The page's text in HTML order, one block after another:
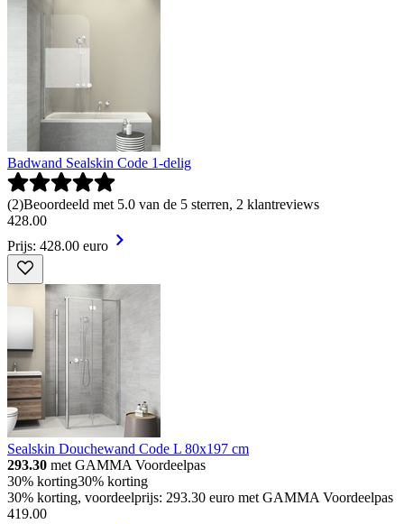
Badwand Sealskin Code 1-delig
(2)Beoordeeld met 5.0 van de 5 sterren, 2 klantreviews
428.00
Prijs: 428.00 euro
Sealskin Douchewand Code L 80x197 cm
293.30 met GAMMA Voordeelpas
30% korting30% korting
30% korting, voordeelprijs: 293.30 euro met GAMMA Voordeelpas
419.00